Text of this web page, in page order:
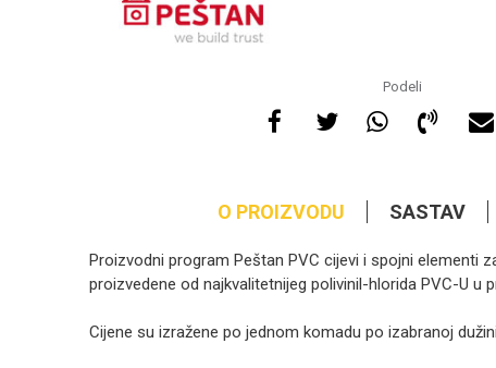
Podeli
O PROIZVODU SASTAV
Proizvodni program Peštan PVC cijevi i spojni elementi
proizvedene od najkvalitetnijeg polivinil-hlorida PVC-U u
Cijene su izražene po jednom komadu po izabranoj